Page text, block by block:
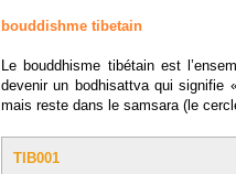
bouddishme tibetain
Le bouddhisme tibétain est
devenir un bodhisattva qui signifie
mais reste dans le samsara (le
TIB001